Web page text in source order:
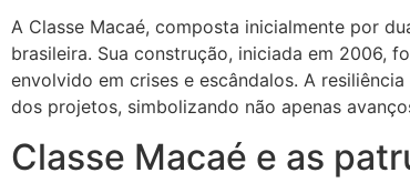
A Classe Macaé, composta inicialmente por
brasileira. Sua construção, iniciada em 2006,
envolvido em crises e escândalos. A
dos projetos, simbolizando não apenas
Classe Macaé e as